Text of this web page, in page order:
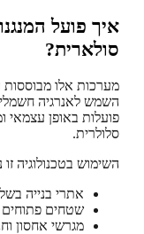
איך פועל
סולארית?
מערכות אלו מבוססות
השמש לאנרגיה
פועלות באופן
סלולרית.
השימוש בטכנולוגיה
אתרי בנייה
שטחים פתוחים
מגרשי אחסון